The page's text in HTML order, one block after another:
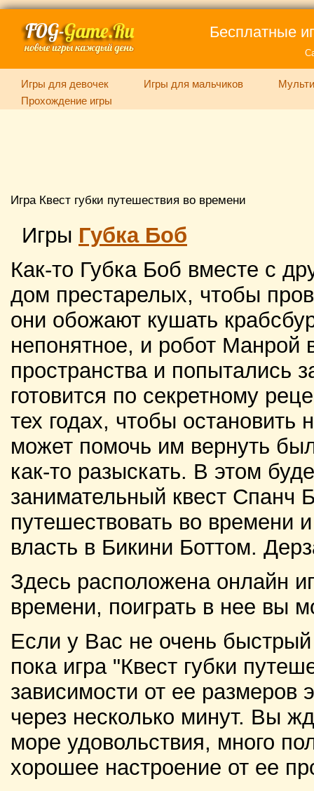
Бесплатные
Игры для девочек Игры для мальчиков
Прохождение игры
Игра Квест губки путешествия во времени
Игры Губка Боб
Как-то Губка Боб вместе с
дом престарелых, чтобы
они обожают кушать
непонятное, и робот Манрой
пространства и попытались
готовится по секретному
тех годах, чтобы
может помочь им вернуть
как-то разыскать. В этом
занимательный квест Спанч
путешествовать во времени
власть в Бикини Боттом.
Здесь расположена онлайн
времени, поиграть в нее вы
Если у Вас не очень
пока игра "Квест губки
зависимости от ее размеров
через несколько минут. Вы
море удовольствия, много
хорошее настроение от ее